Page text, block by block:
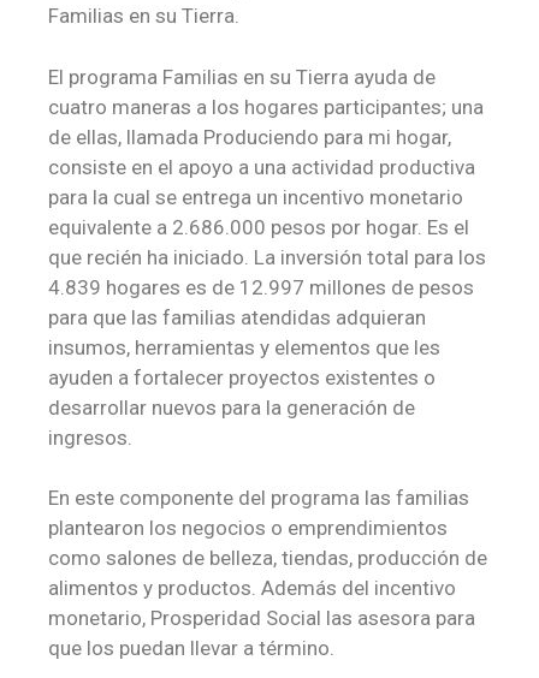
Familias en su Tierra.
El programa Familias en su Tierra ayuda de
cuatro maneras a los hogares participantes; una
de ellas, llamada Produciendo para mi hogar,
consiste en el apoyo a una actividad productiva
para la cual se entrega un incentivo monetario
equivalente a 2.686.000 pesos por hogar. Es el
que recién ha iniciado. La inversión total para los
4.839 hogares es de 12.997 millones de pesos
para que las familias atendidas adquieran
insumos, herramientas y elementos que les
ayuden a fortalecer proyectos existentes o
desarrollar nuevos para la generación de
ingresos.
En este componente del programa las familias
plantearon los negocios o emprendimientos
como salones de belleza, tiendas, producción de
alimentos y productos. Además del incentivo
monetario, Prosperidad Social las asesora para
que los puedan llevar a término.